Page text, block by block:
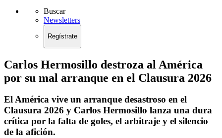
Buscar
Newsletters
Regístrate
Carlos Hermosillo destroza al América
por su mal arranque en el Clausura 2026
El América vive un arranque desastroso en el
Clausura 2026 y Carlos Hermosillo lanza una dura
crítica por la falta de goles, el arbitraje y el silencio
de la afición.